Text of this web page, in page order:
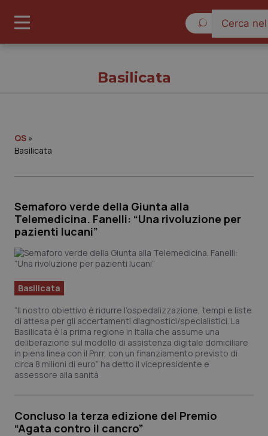
Governo e Parlamento
Regioni e Asl
Lavoro e Professioni
Scienza e Farmaci
Studi e Analisi
Lettere al direttore
QS Pro
Basilicata
QS »
Basilicata
Semaforo verde della Giunta alla
Telemedicina. Fanelli: “Una rivoluzione per
pazienti lucani”
Basilicata
“Il nostro obiettivo è ridurre l’ospedalizzazione, tempi e liste
di attesa per gli accertamenti diagnostici/specialistici. La
Basilicata è la prima regione in Italia che assume una
deliberazione sul modello di assistenza digitale domiciliare
in piena linea con il Pnrr, con un finanziamento previsto di
circa 8 milioni di euro” ha detto il vicepresidente e
assessore alla sanità
Concluso la terza edizione del Premio
“Agata contro il cancro”